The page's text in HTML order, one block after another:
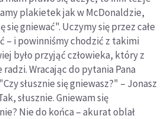
plakietek jak w McDonaldzie,
się gniewać". Uczymy się przez całe
– i powinniśmy chodzić z takimi
było przyjąć człowieka, który z
Wracając do pytania Pana
słusznie się gniewasz?" – Jonasz
słusznie. Gniewam się
Nie do końca – akurat oblał